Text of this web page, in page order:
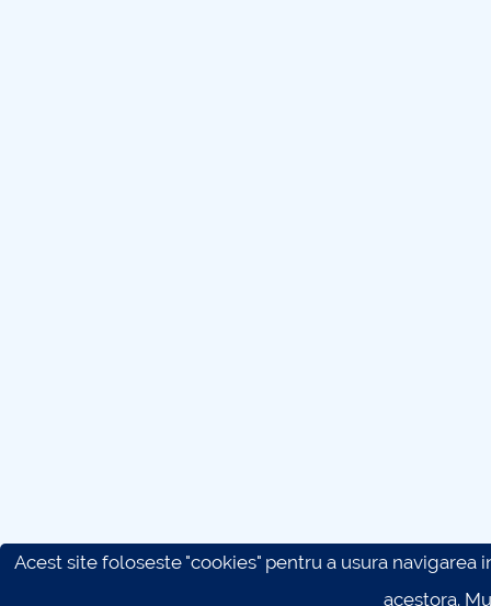
Acest site foloseste "cookies" pentru a usura
acestora.